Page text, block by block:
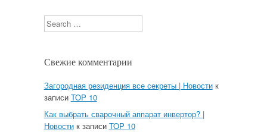
Search
Свежие комментарии
Загородная резиденция все секреты | Новостик
записи TOP 10
Как выбрать сварочный аппарат инвертор? |
Новостик записи TOP 10